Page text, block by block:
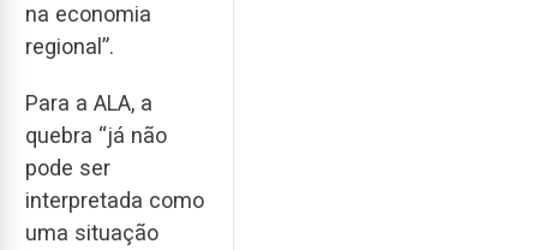
na economia
regional”.
Para a ALA, a
quebra “já não
pode ser
interpretada como
uma situação